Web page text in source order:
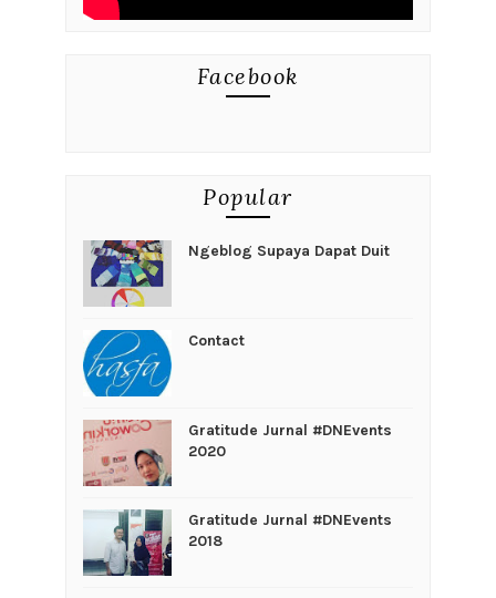
Facebook
Popular
Ngeblog Supaya Dapat Duit
Contact
Gratitude Jurnal #DNEvents
2020
Gratitude Jurnal #DNEvents
2018